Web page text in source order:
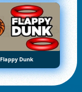
Flappy Dunk